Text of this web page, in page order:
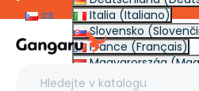
cs
Italia (Italiano)
Slovensko
France (Français)
Magyarország
Other (English €)